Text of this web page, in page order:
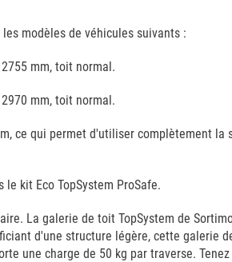
modèles de véhicules suivants :
mm, toit normal.
mm, toit normal.
ce qui permet d'utiliser complètement
kit Eco TopSystem ProSafe.
La galerie de toit TopSystem de
d'une structure légère, cette
une charge de 50 kg par traverse.